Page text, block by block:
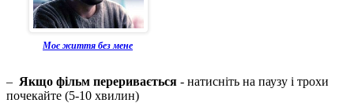
Моє життя без мене
– Якщо фільм переривається - натисніть на паузу і трохи
почекайте (5-10 хвилин)